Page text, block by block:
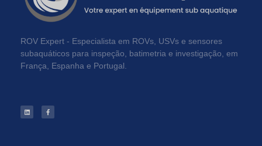
ROV Expert - Especialista em ROVs, USVs e sensores
subaquáticos para inspeção, batimetria e investigação, em
França, Espanha e Portugal.